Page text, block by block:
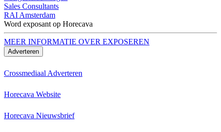
Sales Consultants
RAI Amsterdam
Word exposant op Horecava
MEER INFORMATIE OVER EXPOSEREN
Adverteren
Crossmediaal Adverteren
Horecava Website
Horecava Nieuwsbrief